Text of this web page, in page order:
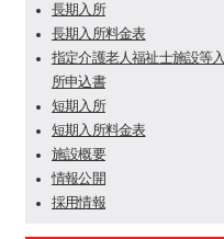
長期入所
長期入所料金表
指定介護老人福祉士施設等入
所申込書
短期入所
短期入所料金表
施設概要
情報公開
採用情報